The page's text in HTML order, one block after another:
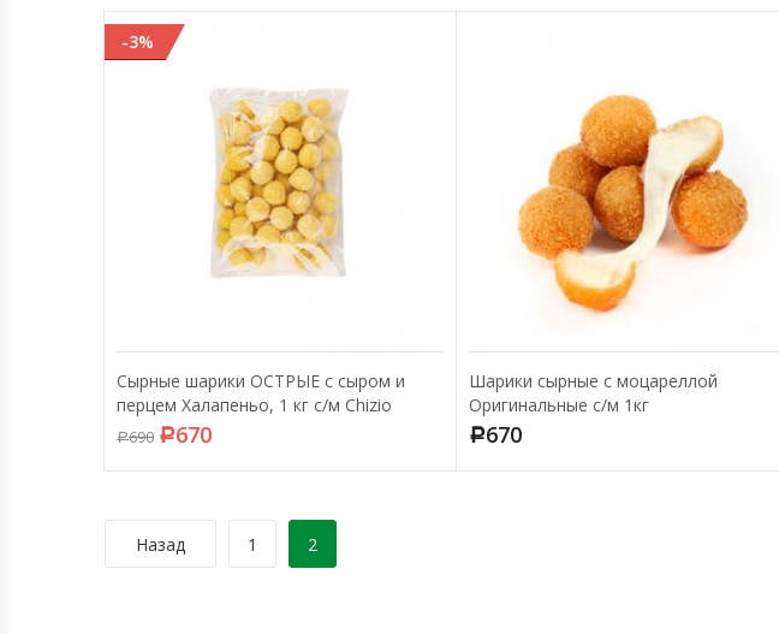
-3%
Сырные шарики ОСТРЫЕ с сыром и
перцем Халапеньо, 1 кг с/м Chizio
Р690 Р670
Шарики сырные с моцареллой
Оригинальные с/м 1кг
Р670
Назад 1 2